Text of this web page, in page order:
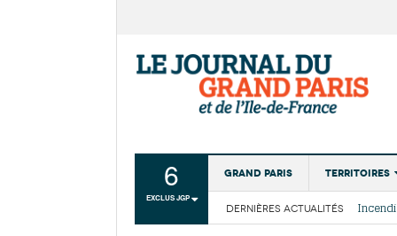
6
EXCLUS JGP
Grand Paris Territoires
DERNIÈRES ACTUALITÉS
La